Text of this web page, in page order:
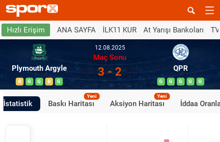
Hızlı Erişim ANA SAYFA İLK11 KUR At Yarışı Bankoları
Plymouth Argyle
B G G B G
12.08.2025
Maç Sonu
3 - 2 QPR
G G G G G
İstatistik Baskı Haritası
Yeni
Aksiyon Haritası
Yeni
İddaa